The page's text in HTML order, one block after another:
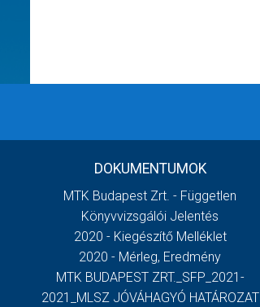
DOKUMENTUMOK
MTK Budapest Zrt. - Független
Könyvvizsgálói Jelentés
2020 - Kiegészítő Melléklet
2020 - Mérleg, Eredmény
MTK BUDAPEST ZRT._SFP_2021-
2021_MLSZ JÓVÁHAGYÓ HATÁROZAT